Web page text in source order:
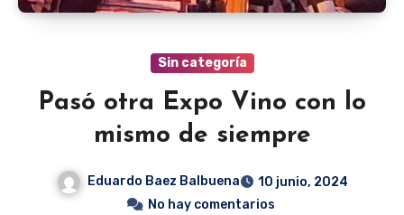
Sin categoría
Pasó otra Expo Vino con lo
mismo de siempre
Eduardo Baez Balbuena
10 junio, 2024
No hay comentarios